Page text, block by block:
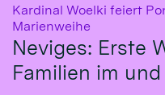
Kardinal Woelki feiert
Marienweihe
Neviges: Erste
Familien im